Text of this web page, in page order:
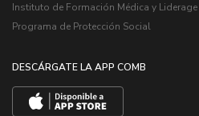
Instituto de Formación Médica y Liderage
Programa de Protección Social
DESCÁRGATE LA APP COMB